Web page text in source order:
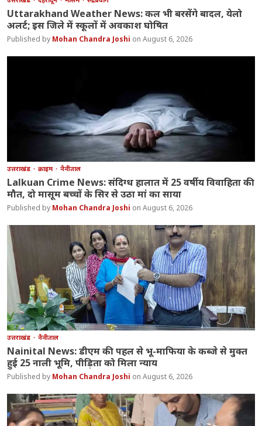
Uttarakhand Weather News: कल भी बरसेंगे बादल, येलो
अलर्ट; इस जिले में स्कूलों में अवकाश घोषित
Mohan Chandra Joshi August 6, 2026
उत्तराखंड क्राइम नैनीताल
Lalkuan Crime News: संदिग्ध हालात में 25 वर्षीय विवाहिता की
मौत, दो मासूम बच्चों के सिर से उठा मां का साया
Mohan Chandra Joshi August 6, 2026
उत्तराखंड नैनीताल
Nainital News: डीएम की पहल से भू-माफिया के कब्जे से मुक्त
हुई 25 नाली भूमि, पीड़िता को मिला न्याय
Mohan Chandra Joshi August 6, 2026